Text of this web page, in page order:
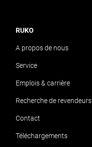
RUKO
A propos de nous
Service
Emplois & carrière
Recherche de revendeurs
Contact
Téléchargements